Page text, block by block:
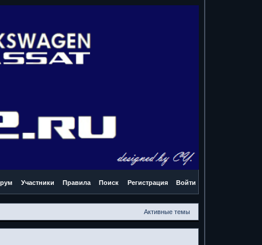
Участники Правила Поиск Регистрация Войти
Активные темы